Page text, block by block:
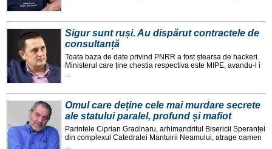
Sigur sunt ruși. Au dispărut contractele de
consultanță
Toata baza de date privind PNRR a fost ștearsa de hackeri.
Ministerul care ține chestia respectiva este MIPE, avandu-l i
Omul care deține cele mai murdare secrete
ale statului paralel, profund și mafiot
Parintele Ciprian Gradinaru, arhimandritul Bisericii Speranței
din complexul Catedralei Mantuirii Neamului, atrage oamen